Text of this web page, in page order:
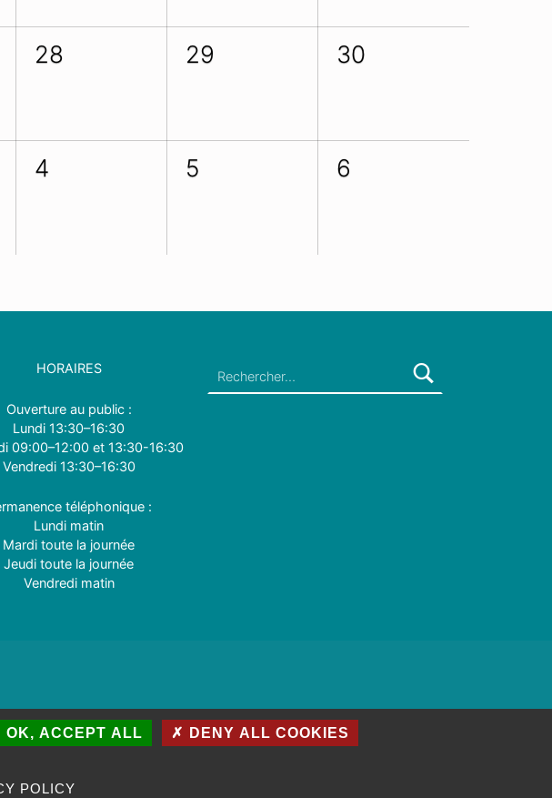
28 29 30
4 5 6
HORAIRES
Ouverture au public :
Lundi 13:30–16:30
09:00–12:00 et 13:30-16:30
Vendredi 13:30–16:30
téléphonique :
Lundi matin
Mardi toute la journée
Jeudi toute la journée
Vendredi matin
OK, ACCEPT ALL ✗ DENY ALL COOKIES
POLICY